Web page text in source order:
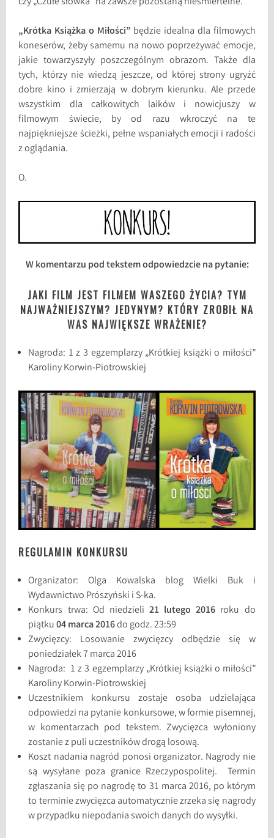
„Krótka Książka o Miłości” będzie idealna dla filmowych
koneserów, żeby samemu na nowo poprzeżywać emocje,
jakie towarzyszyły poszczególnym obrazom. Także dla
tych, którzy nie wiedzą jeszcze, od której strony ugryźć
dobre kino i zmierzają w dobrym kierunku. Ale przede
wszystkim dla całkowitych laików i nowicjuszy w
filmowym świecie, by od razu wkroczyć na te
najpiękniejsze ścieżki, pełne wspaniałych emocji i radości
z oglądania.
O.
W komentarzu pod tekstem odpowiedzcie na pytanie:
JAKI FILM JEST FILMEM WASZEGO ŻYCIA? TYM
NAJWAŻNIEJSZYM? JEDYNYM? KTÓRY ZROBIŁ NA
WAS NAJWIĘKSZE WRAŻENIE?
Nagroda: 1 z 3 egzemplarzy „Krótkiej książki o miłości”
Karoliny Korwin-Piotrowskiej
REGULAMIN KONKURSU
Organizator: Olga Kowalska blog Wielki Buk i
Wydawnictwo Prószyński i S-ka.
Konkurs trwa: Od niedzieli 21 lutego 2016 roku do
piątku04 marca 2016do godz. 23:59
Zwycięzcy: Losowanie zwycięzcy odbędzie się w
poniedziałek 7 marca 2016
Nagroda: 1 z 3 egzemplarzy „Krótkiej książki o miłości”
Karoliny Korwin-Piotrowskiej
Uczestnikiem konkursu zostaje osoba udzielająca
odpowiedzi na pytanie konkursowe, w formie pisemnej,
w komentarzach pod tekstem. Zwycięzca wyłoniony
zostanie z puli uczestników drogą losową.
Koszt nadania nagród ponosi organizator. Nagrody nie
są wysyłane poza granice Rzeczypospolitej. Termin
zgłaszania się po nagrodę to 31 marca 2016, po którym
to terminie zwycięzca automatycznie zrzeka się nagrody
w przypadku niepodania swoich danych do wysyłki.